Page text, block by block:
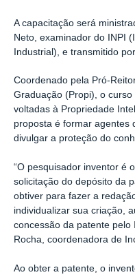
A capacitação será
Neto, examinador do INPI
Industrial), e transmitido
Coordenado pela Pró-
Graduação (Propi), o
voltadas à Propriedade
proposta é formar agentes
divulgar a proteção do
“O pesquisador inventor é
solicitação do depósito da
obtiver para fazer a
individualizar sua criação,
concessão da patente pelo
Rocha, coordenadora de
Ao obter a patente, o